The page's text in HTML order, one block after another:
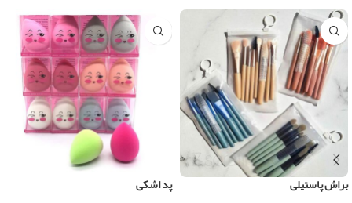
براش پاستیلی
پد اشکی